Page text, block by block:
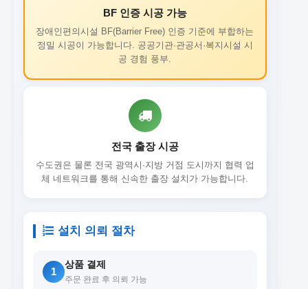
BF 인증 시공 가능
장애인편의시설 BF(Barrier Free) 인증 기준에 부합하는
정밀 시공이 가능합니다. 공공기관·관공서·복지시설 시
공 경험 풍부.
전국 출장 시공
수도권은 물론 전국 광역시·지방 거점 도시까지 협력 업
체 네트워크를 통해 신속한 출장 설치가 가능합니다.
설치 의뢰 절차
1
상품 결제
주문 완료 후 의뢰 가능